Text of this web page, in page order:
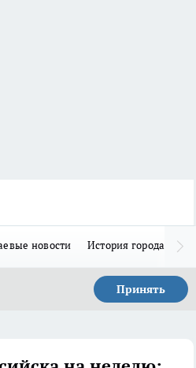
новости История города Н
Принять